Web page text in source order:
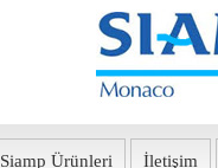
Siamp Ürünleri İletişim